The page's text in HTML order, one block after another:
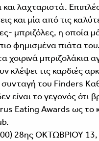
και λαχταριστά.
και μία από τις
μπριζόλες, η οποία
φημισμένα πιάτα
χοιρινά μπριζολάκια
κλέψει τις καρδιές
συνταγή του Finders
είναι το γεγονός ότι
Eating Awards ως το
28ης ΟΚΤΩΒΡΙΟΥ 13,